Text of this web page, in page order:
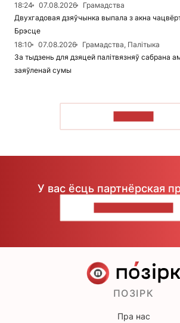
18:24
07.08.2026
Грамадства
Двухгадовая дзяўчынка выпала з акна
Брэсце
18:10
07.08.2026
Грамадства, Палітыка
За тыдзень для дзяцей палітвязняў сабрана
заяўленай сумы
У вас ёсць партнёрская
ПОЗІРК
Пра нас